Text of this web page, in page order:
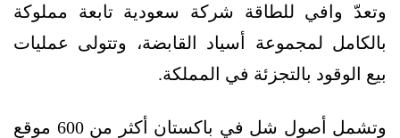
وتعدّ وافي للطاقة شركة سعودية تابعة مملوكة
بالكامل لمجموعة أسياد القابضة، وتتولى عمليات
بيع الوقود بالتجزئة في المملكة.
وتشمل أصول شل في باكستان أكثر من 600 موقع